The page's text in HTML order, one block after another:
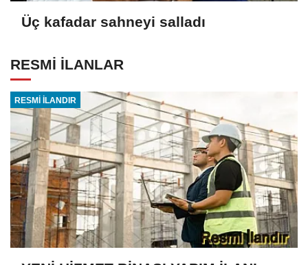
Üç kafadar sahneyi salladı
RESMİ İLANLAR
RESMİ İLANDIR